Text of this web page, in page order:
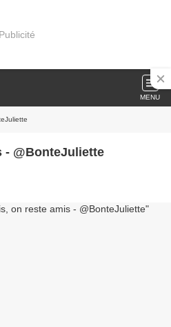
Publicité
MENU
- @BonteJuliette